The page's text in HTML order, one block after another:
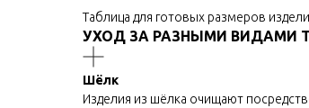
Таблица для готовых размеров
УХОД ЗА РАЗНЫМИ ВИДАМИ
Шёлк
Изделия из шёлка очищают